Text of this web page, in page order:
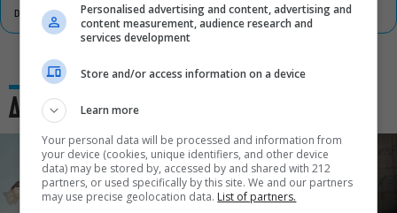
DON'T MISS
Δες και αυτό
Personalised advertising and content, advertising and
content measurement, audience research and
services development
Store and/or access information on a device
Learn more
Your personal data will be processed and information from
your device (cookies, unique identifiers, and other device
data) may be stored by, accessed by and shared with 212
partners, or used specifically by this site. We and our partners
may use precise geolocation data. List of partners.